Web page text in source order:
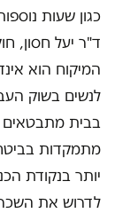
כגון שעות
ד"ר יעל חסון,
המיקוח הוא
לנשים בשוק
בבית מתבטאים
מתמקדות
יותר בנקודת
לדרוש את